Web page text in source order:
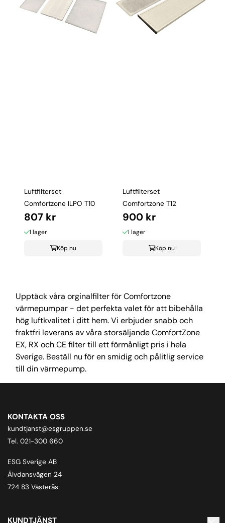
Luftfilterset
Comfortzone ILPO T10
807 kr
I lager
Köp nu
Luftfilterset
Comfortzone T12
900 kr
I lager
Köp nu
Upptäck våra orginalfilter för Comfortzone
värmepumpar - det perfekta valet för att bibehålla
hög luftkvalitet i ditt hem. Vi erbjuder snabb och
fraktfri leverans av våra storsäljande ComfortZone
EX, RX och CE filter till ett förmånligt pris i hela
Sverige. Beställ nu för en smidig och pålitlig service
till din värmepump.
KONTAKTA OSS
kundtjanst@esgruppen.se
Tel. 021-300 660
ESG Sverige AB
Älvdansvägen 24
724 83 Västerås
KUNDTJÄNST